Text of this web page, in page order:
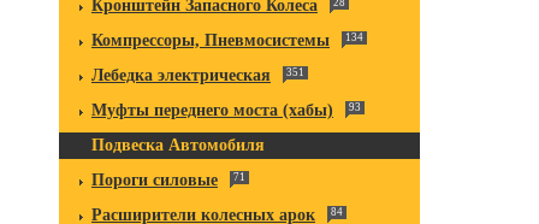
Кронштейн Запасного Колеса 28
Компрессоры, Пневмосистемы 134
Лебедка электрическая 351
Муфты переднего моста (хабы) 93
Подвеска Автомобиля
Пороги силовые
71
Расширители колесных арок 84